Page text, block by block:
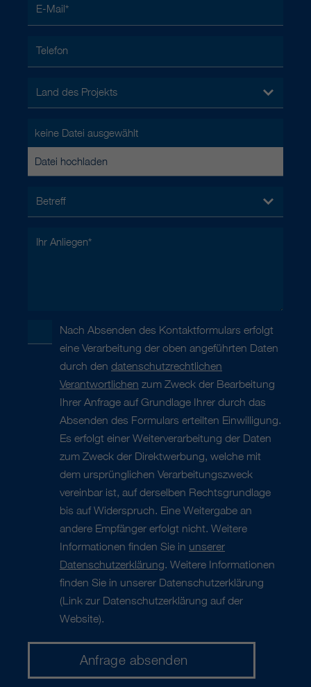
E-Mail*
Telefon
Land des Projekts
keine Datei ausgewählt
Datei hochladen
Betreff
Ihr Anliegen*
Nach Absenden des Kontaktformulars erfolgt
eine Verarbeitung der oben angeführten Daten
durch den datenschutzrechtlichen
Verantwortlichen zum Zweck der Bearbeitung
Ihrer Anfrage auf Grundlage Ihrer durch das
Absenden des Formulars erteilten Einwilligung.
Es erfolgt einer Weiterverarbeitung der Daten
zum Zweck der Direktwerbung, welche mit
dem ursprünglichen Verarbeitungszweck
vereinbar ist, auf derselben Rechtsgrundlage
bis auf Widerspruch. Eine Weitergabe an
andere Empfänger erfolgt nicht. Weitere
Informationen finden Sie in unserer
Datenschutzerklärung. Weitere Informationen
finden Sie in unserer Datenschutzerklärung
(Link zur Datenschutzerklärung auf der
Website).